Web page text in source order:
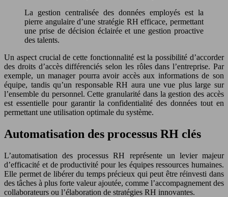
La gestion centralisée des données employés est la
pierre angulaire d’une stratégie RH efficace, permettant
une prise de décision éclairée et une gestion proactive
des talents.
Un aspect crucial de cette fonctionnalité est la possibilité d’accorder
des droits d’accès différenciés selon les rôles dans l’entreprise. Par
exemple, un manager pourra avoir accès aux informations de son
équipe, tandis qu’un responsable RH aura une vue plus large sur
l’ensemble du personnel. Cette granularité dans la gestion des accès
est essentielle pour garantir la confidentialité des données tout en
permettant une utilisation optimale du système.
Automatisation des processus RH clés
L’automatisation des processus RH représente un levier majeur
d’efficacité et de productivité pour les équipes ressources humaines.
Elle permet de libérer du temps précieux qui peut être réinvesti dans
des tâches à plus forte valeur ajoutée, comme l’accompagnement des
collaborateurs ou l’élaboration de stratégies RH innovantes.